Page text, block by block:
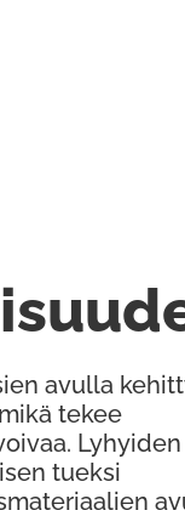
avulla
tekee
Lyhyiden
tueksi